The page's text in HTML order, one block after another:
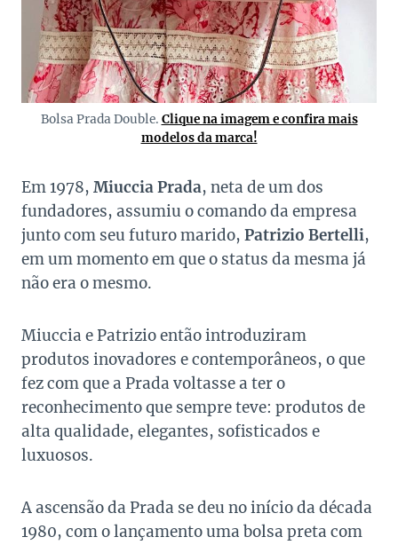
Bolsa Prada Double. Clique na imagem e confira mais
modelos da marca!
Em 1978, Miuccia Prada, neta de um dos
fundadores, assumiu o comando da empresa
junto com seu futuro marido, Patrizio Bertelli,
em um momento em que o status da mesma já
não era o mesmo.
Miuccia e Patrizio então introduziram
produtos inovadores e contemporâneos, o que
fez com que a Prada voltasse a ter o
reconhecimento que sempre teve: produtos de
alta qualidade, elegantes, sofisticados e
luxuosos.
A ascensão da Prada se deu no início da década
1980, com o lançamento uma bolsa preta com